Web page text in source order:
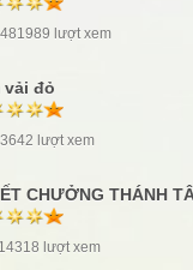
lượt xem
vải đỏ
lượt xem
CHƯỞNG THÁNH
lượt xem